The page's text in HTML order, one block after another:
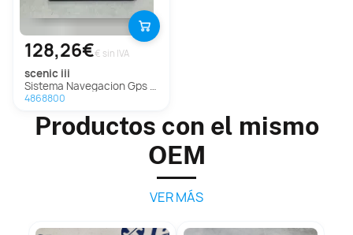
128,26€€ sin IVA
scenic iii
Sistema Navegacion Gps Para Renault Scenic Iii
4868800
Productos con el mismo
OEM
VER MÁS